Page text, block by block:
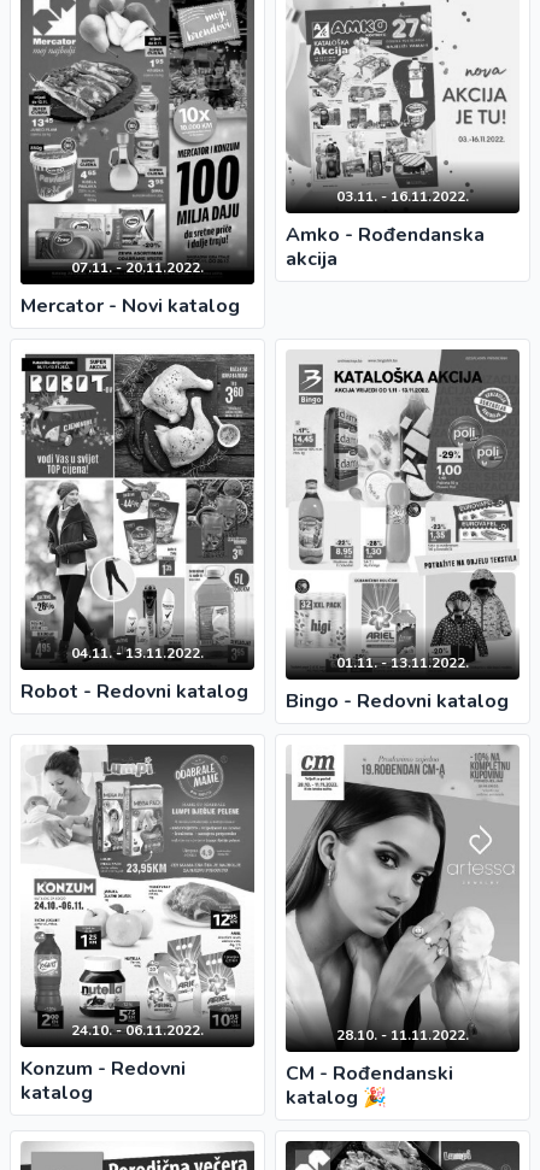
07.11. - 20.11.2022.
Mercator - Novi katalog
03.11. - 16.11.2022.
Amko - Rođendanska
akcija
04.11. - 13.11.2022.
Robot - Redovni katalog
01.11. - 13.11.2022.
Bingo - Redovni katalog
24.10. - 06.11.2022.
Konzum - Redovni
katalog
28.10. - 11.11.2022.
CM - Rođendanski
katalog 🎉